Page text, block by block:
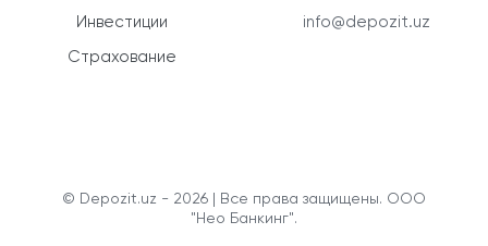
Инвестиции
Страхование
info@depozit.uz
© Depozit.uz - 2026 | Все права защищены. ООО
"Нео Банкинг".